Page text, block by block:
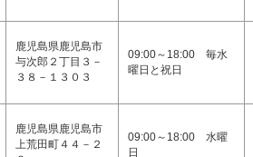
鹿児島県鹿児島市
与次郎２丁目３－
３８－１３０３
09:00～18:00 毎水
曜日と祝日
鹿児島県鹿児島市
上荒田町４４－２
09:00～18:00 水曜
日